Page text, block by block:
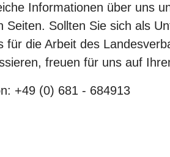
Informationen über uns
Seiten. Sollten Sie sich als
für die Arbeit des
freuen für uns auf
+49 (0) 681 - 684913